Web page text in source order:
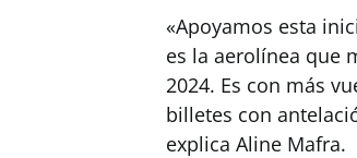
«Apoyamos esta
es la aerolínea que
2024. Es con más
billetes con
explica Aline Mafra.